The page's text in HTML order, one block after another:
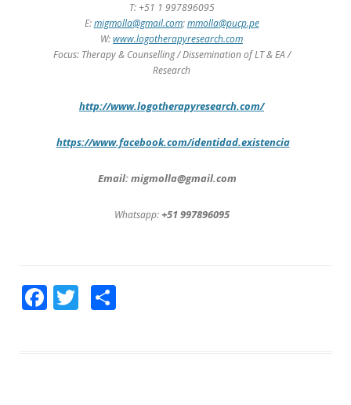
T: +51 1 997896095
E:migmolla@gmail.com;mmolla@pucp.pe
W:www.logotherapyresearch.com
Focus: Therapy & Counselling / Dissemination of LT & EA /
Research
http://www.logotherapyresearch.com/
https://www.facebook.com/identidad.existencia
Email: migmolla@gmail.com
Whatsapp:+51 997896095
F T